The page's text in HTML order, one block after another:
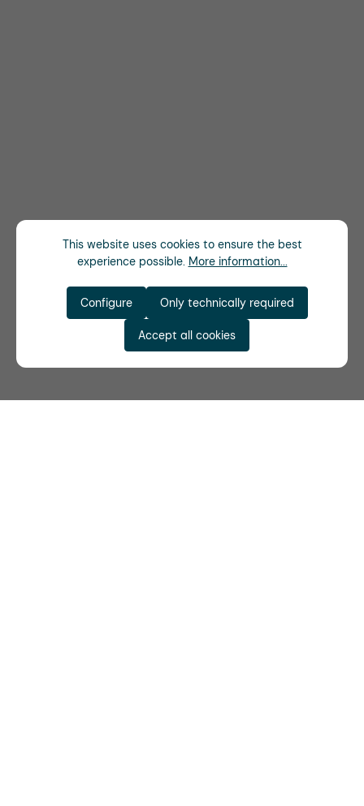
This website uses cookies to ensure the best
experience possible. More information...
Only technically required
Configure
Accept all cookies